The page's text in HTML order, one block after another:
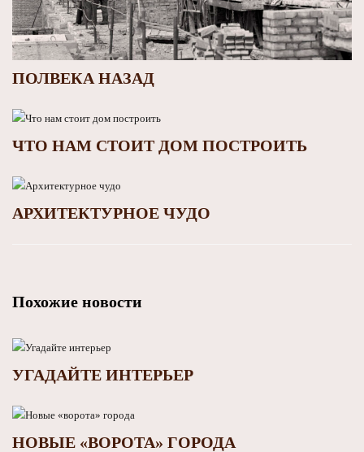
ПОЛВЕКА НАЗАД
ЧТО НАМ СТОИТ ДОМ ПОСТРОИТЬ
АРХИТЕКТУРНОЕ ЧУДО
Похожие новости
УГАДАЙТЕ ИНТЕРЬЕР
НОВЫЕ «ВОРОТА» ГОРОДА